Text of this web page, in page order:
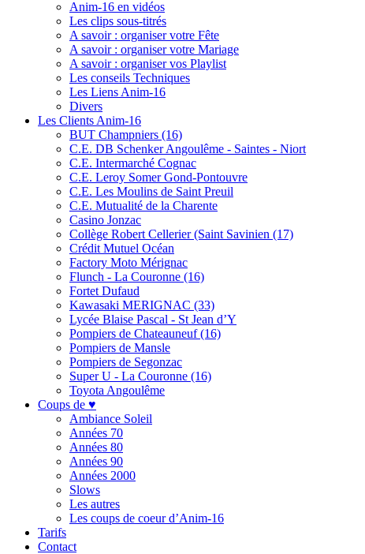
Anim-16 en vidéos
Les clips sous-titrés
A savoir : organiser votre Fête
A savoir : organiser votre Mariage
A savoir : organiser vos Playlist
Les conseils Techniques
Les Liens Anim-16
Divers
Les Clients Anim-16
BUT Champniers (16)
C.E. DB Schenker Angoulême - Saintes - Niort
C.E. Intermarché Cognac
C.E. Leroy Somer Gond-Pontouvre
C.E. Les Moulins de Saint Preuil
C.E. Mutualité de la Charente
Casino Jonzac
Collège Robert Cellerier (Saint Savinien (17)
Crédit Mutuel Océan
Factory Moto Mérignac
Flunch - La Couronne (16)
Fortet Dufaud
Kawasaki MERIGNAC (33)
Lycée Blaise Pascal - St Jean d’Y
Pompiers de Chateauneuf (16)
Pompiers de Mansle
Pompiers de Segonzac
Super U - La Couronne (16)
Toyota Angoulême
Coups de ♥
Ambiance Soleil
Années 70
Années 80
Années 90
Années 2000
Slows
Les autres
Les coups de coeur d’Anim-16
Tarifs
Contact